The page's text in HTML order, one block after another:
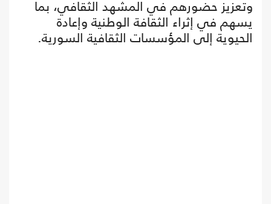
وتعزيز حضورهم في المشهد الثقافي، بما
يسهم في إثراء الثقافة الوطنية وإعادة
الحيوية إلى المؤسسات الثقافية السورية.